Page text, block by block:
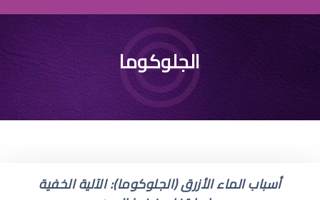
الجلوكوما
أسباب الماء الأزرق (الجلوكوما): الآلية الخفية